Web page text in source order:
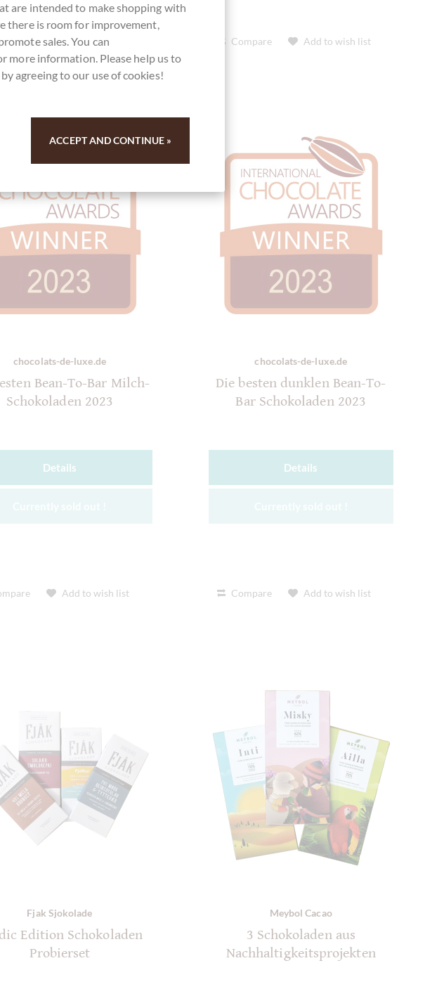
Add to wish list Compare Add to wish list
chocolats-de-luxe.de
Bean-To-Bar Milch-
Schokoladen 2023
Details
Add to wish list
chocolats-de-luxe.de
Die besten dunklen Bean-To-
Bar Schokoladen 2023
Details
Compare Add to wish list
Fjak Sjokolade
Edition Schokoladen
Probierset
Meybol Cacao
3 Schokoladen aus
Nachhaltigkeitsprojekten
are intended to make shopping with
there is room for improvement,
sales. You can
more information. Please help us to
agreeing to our use of cookies!
ACCEPT AND CONTINUE »